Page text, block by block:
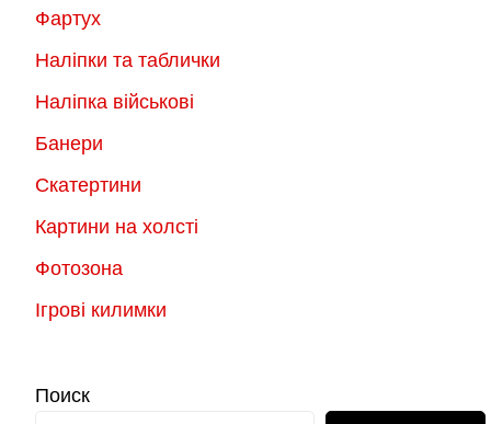
Фартух
Наліпки та таблички
Наліпка військові
Банери
Скатертини
Картини на холсті
Фотозона
Ігрові килимки
Поиск